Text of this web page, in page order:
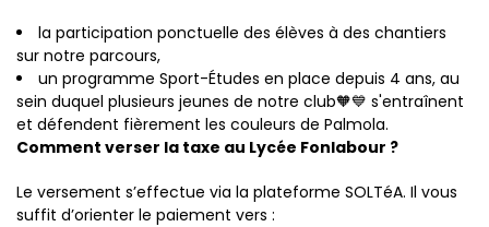
la participation ponctuelle des élèves à des chantiers
sur notre parcours,
un programme Sport-Études en place depuis 4 ans, au
sein duquel plusieurs jeunes de notre club🧡💙 s'entraînent
et défendent fièrement les couleurs de Palmola.
Comment verser la taxe au Lycée Fonlabour ?
Le versement s’effectue via la plateforme SOLTéA. Il vous
suffit d’orienter le paiement vers :